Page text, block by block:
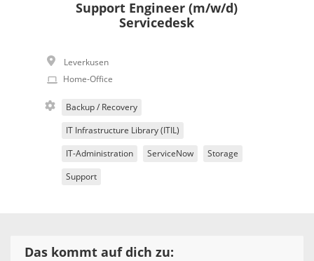
Support Engineer (m/w/d)
Servicedesk
Leverkusen
Home-Office
Backup / Recovery
IT Infrastructure Library (ITIL)
IT-Administration ServiceNow Storage
Support
Das kommt auf dich zu: